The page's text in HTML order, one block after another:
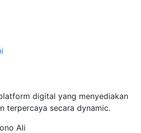
digital yang menyediakan
terpercaya secara dynamic.
Ali